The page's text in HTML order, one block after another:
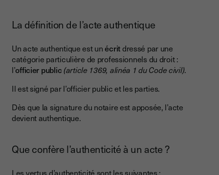
7. Combien coûte un acte authentique ?
9. Peut-on contester un acte notarié ?
10. Acte authentique perdu, que faire ?
L’acte authentique, ce qu’il faut retenir
La définition de l’acte authentique
Un acte authentique est unécritdressé par une
catégorie particulière de professionnels du droit :
l’officier public(article 1369, alinéa 1 du Code civil).
Il est signé par l’officier public et les parties.
Dès que la signature du notaire est apposée, l’acte
devient authentique.
Que confère l’authenticité à un acte ?